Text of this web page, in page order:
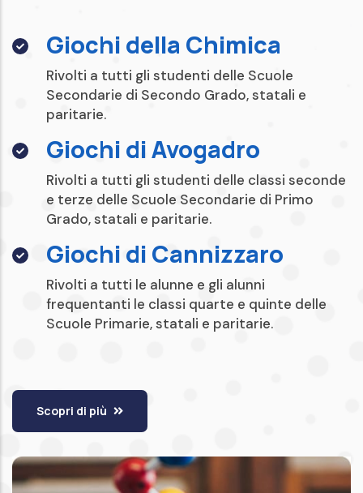
Giochi della Chimica
Rivolti a tutti gli studenti delle Scuole
Secondarie di Secondo Grado, statali e
paritarie.
Giochi di Avogadro
Rivolti a tutti gli studenti delle classi seconde
e terze delle Scuole Secondarie di Primo
Grado, statali e paritarie.
Giochi di Cannizzaro
Rivolti a tutti le alunne e gli alunni
frequentanti le classi quarte e quinte delle
Scuole Primarie, statali e paritarie.
Scopri di più